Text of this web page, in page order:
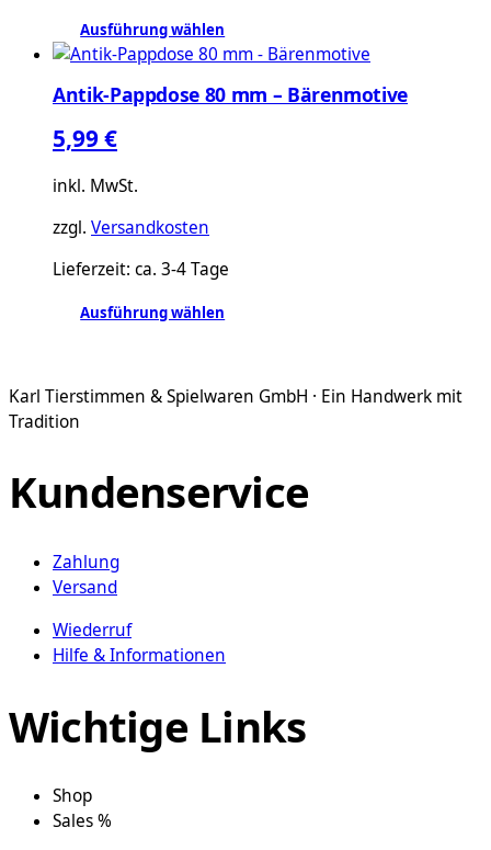
Ausführung wählen
Dieses
weist
mehrere
Varianten
auf.
Optionen
auf
Antik-Pappdose 80 mm – Bärenmotive
5,99€
inkl. MwSt.
zzgl. Versandkosten
Lieferzeit: ca. 3-4 Tage
Ausführung wählen
weist
mehrere
Die
Optionen
auf
der
gewählt
werden
Karl Tierstimmen & Spielwaren GmbH · Ein Handwerk mit
Tradition
Kundenservice
Zahlung
Versand
Wiederruf
Hilfe & Informationen
Wichtige Links
Shop
Sales %